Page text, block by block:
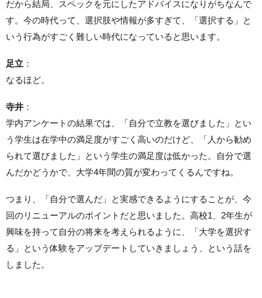
だから結局、スペックを元にしたアドバイスになりがちなんで
す。今の時代って、選択肢や情報が多すぎて、「選択する」と
いう行為がすごく難しい時代になっていると思います。
足立 ：
なるほど。
寺井 ：
学内アンケートの結果では、「自分で立教を選びました」とい
う学生は在学中の満足度がすごく高いのだけど、「人から勧め
られて選びました」という学生の満足度は低かった。自分で選
んだかどうかで、大学4年間の質が変わってくるんですね。
つまり、「自分で選んだ」と実感できるようにすることが、今
回のリニューアルのポイントだと思いました。高校1、2年生が
興味を持って自分の将来を考えられるように、「大学を選択す
る」という体験をアップデートしていきましょう、という話を
しました。